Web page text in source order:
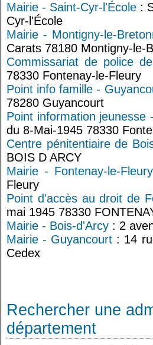
Mairie - Saint-Cyr-l'École :
Cyr-l'École
Mairie - Montigny-le-
Carats 78180 Montigny-le-
Commissariat de police
78330 Fontenay-le-Fleury
Point info famille -
78280 Guyancourt
Point information jeunesse
du 8-Mai-1945 78330
Centre pénitentiaire de
BOIS D ARCY
Mairie - Fontenay-le-Fleury
Fleury
Point d'accès au droit de
mai 1945 78330
Mairie - Bois-d'Arcy : 2
Mairie - Guyancourt : 14
Cedex
Rechercher une
département